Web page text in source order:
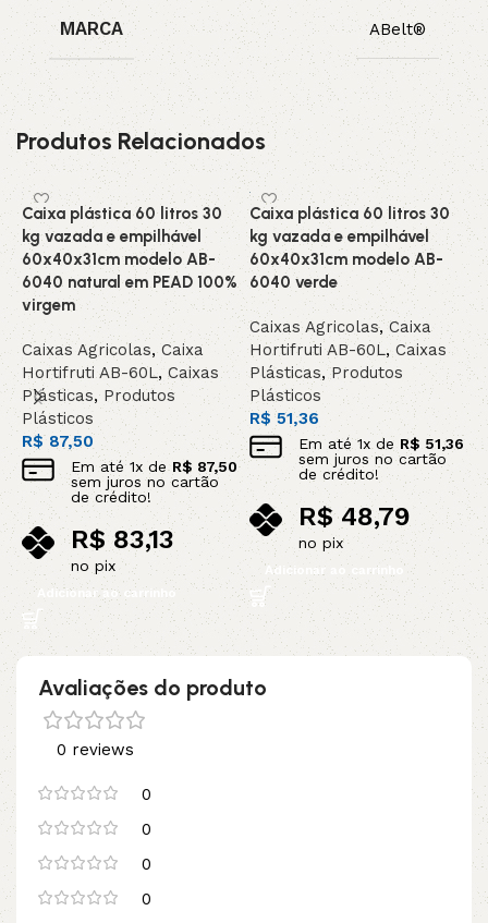
MARCA ABelt®
Produtos Relacionados
Caixa plástica 60 litros 30
kg vazada e empilhável
60x40x31cm modelo AB-
6040 natural em PEAD 100%
virgem
Caixas Agricolas,Caixa
Hortifruti AB-60L, Caixas
Plásticas, Produtos
Plásticos
R$87,50
Em até1x deR$ 87,50
sem juros no cartão
de crédito!
R$ 83,13
no pix
Adicionar ao carrinho
Caixa plástica 60 litros 30
kg vazada e empilhável
60x40x31cm modelo AB-
6040 verde
Caixas Agricolas,Caixa
Hortifruti AB-60L, Caixas
Plásticas,Produtos
Plásticos
R$ 51,36
Em até1x de R$ 51,36
sem juros no cartão
de crédito!
R$48,79
no pix
Adicionar ao carrinho
Avaliações do produto
0 reviews
0
0
0
0